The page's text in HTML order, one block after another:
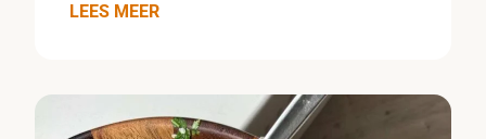
LEES MEER